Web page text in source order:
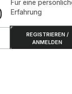
Für eine
Erfahrung
REGISTRIEREN /
ANMELDEN